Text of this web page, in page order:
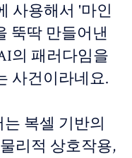
사용해서 '마인
뚝딱 만들어낸
의 패러다임을
사건이라네요.
복셀 기반의
리적 상호작용,